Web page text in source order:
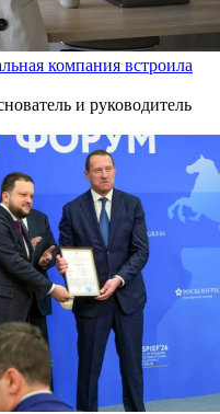
компания встроила
и руководитель